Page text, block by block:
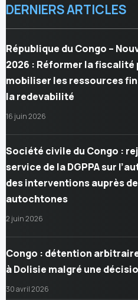
DERNIERS ARTICLES
République du Congo –
2026 : Réformer la
mobiliser les ressources
la redevabilité
16 juin 2026
Société civile du Congo :
service de la DGPPA sur
des interventions auprès
autochtones
2 juin 2026
Congo : détention
à Dolisie malgré une
30 avril 2026